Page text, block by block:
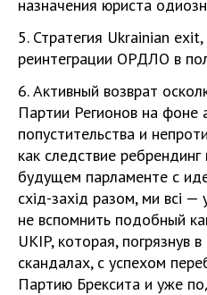
назначения юриста
5. Стратегия Ukrainian
реинтеграции ОРДЛО в
6. Активный возврат
Партии Регионов на фоне
попустительства и
как следствие
будущем парламенте с
схід-захід разом, ми всі —
не вспомнить подобный
UKIP, которая, погрязнув
скандалах, с успехом
Партию Брексита и уже